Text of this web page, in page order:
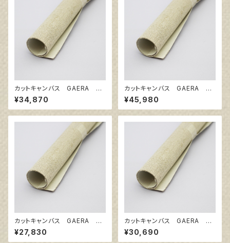
カットキャンバス GAERA BA
F150
¥34,870
カットキャンバス GAERA BA
F200
¥45,980
カットキャンバス GAERA BA
S80
¥27,830
カットキャンバス GAERA BA
S100
¥30,690